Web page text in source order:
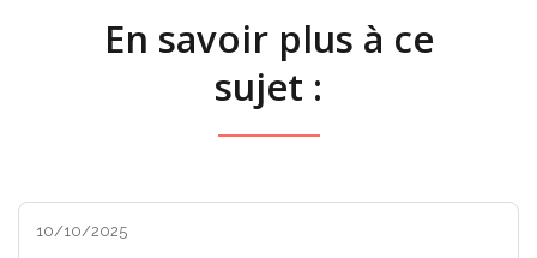
En savoir plus à ce
sujet :
10/10/2025